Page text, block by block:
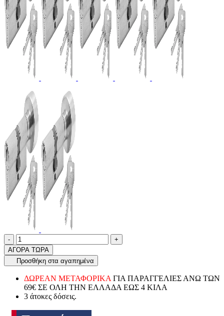
Ποσότητα
-product.increase.quantity +
ΑΓΟΡΑ ΤΩΡΑ
Προσθήκη στα αγαπημένα
ΔΩΡΕΑΝ ΜΕΤΑΦΟΡΙΚΑ ΓΙΑ ΠΑΡΑΓΓΕΛΙΕΣ ΑΝΩ ΤΩΝ
69€ ΣΕ ΟΛΗ ΤΗΝ ΕΛΛΑΔΑ ΕΩΣ 4 ΚΙΛΑ
3 άτοκες δόσεις.